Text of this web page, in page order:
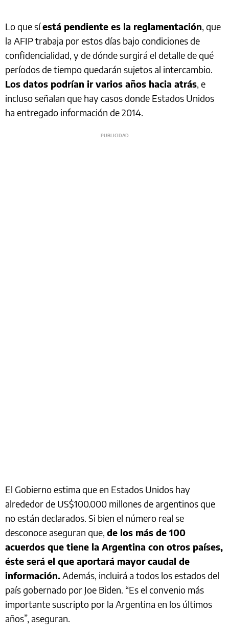
Lo que síestá pendiente es la reglamentación, que
la AFIP trabaja por estos días bajo condiciones de
confidencialidad, y de dónde surgirá el detalle de qué
períodos de tiempo quedarán sujetos al intercambio.
Los datos podrían ir varios años hacia atrás, e
incluso señalan que hay casos donde Estados Unidos
ha entregado información de 2014.
El Gobierno estima que en Estados Unidos hay
alrededor de US$100.000 millones de argentinos que
no están declarados. Si bien el número real se
desconoce aseguran que, de los más de 100
acuerdos que tiene la Argentina con otros países,
éste será el que aportará mayor caudal de
información.Además, incluirá a todos los estados del
país gobernado por Joe Biden. “Es el convenio más
importante suscripto por la Argentina en los últimos
años”, aseguran.